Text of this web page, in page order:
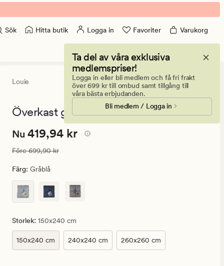
Sök Hitta butik Logga in Favoriter Varukorg
Ta del av våra exklusiva
medlemspriser!
Logga in eller bli medlem och få fri frakt
över 699 kr till ombud samt tillgång till
våra bästa erbjudanden.
Bli medlem / Logga in
Louie
300
omdömen
med
ett
genomsnittligt
betyg
4.5 (300)
Överkast gråblå - 150x240 cm
Nuvarande
419,94
kr.
pris
699,90
Nuvarande pris
Nu 419,94 kr
Ordinarie pris 699,90 kr
Före699,90 kr
Färg: Gråblå
Storlek: 150x240 cm
150x240 cm 240x240 cm 260x260 cm